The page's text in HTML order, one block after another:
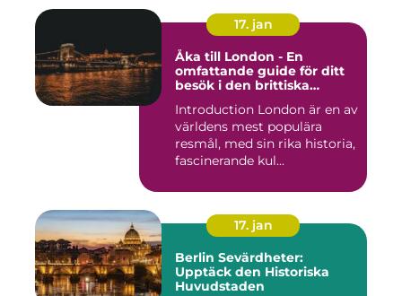
17. jan
Åka till London - En
omfattande guide för ditt
besök i den brittiska
Introduction London är en av
världens mest populära
resmål, med sin rika historia,
fascinerande kul...
17. jan
Berlin Sevärdheter:
Upptäck den Historiska
Huvudstaden